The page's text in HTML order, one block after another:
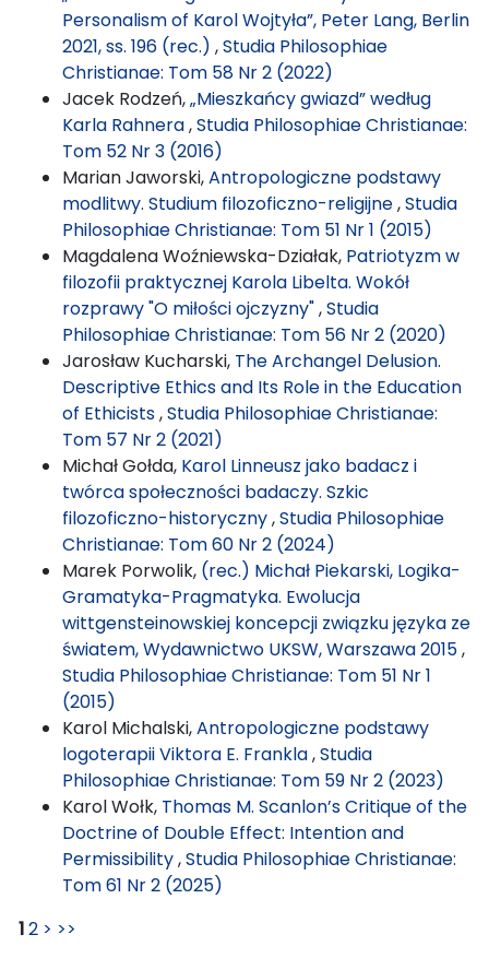
Personalism of Karol Wojtyła”, Peter Lang, Berlin
2021, ss. 196 (rec.) ,Studia Philosophiae
Christianae: Tom 58 Nr 2 (2022)
Jacek Rodzeń,„Mieszkańcy gwiazd” według
Karla Rahnera,Studia Philosophiae Christianae:
Tom 52 Nr 3 (2016)
Marian Jaworski,Antropologiczne podstawy
modlitwy. Studium filozoficzno-religijne,Studia
Philosophiae Christianae: Tom 51 Nr 1 (2015)
Magdalena Woźniewska-Działak, Patriotyzm w
filozofii praktycznej Karola Libelta. Wokół
rozprawy "O miłości ojczyzny",Studia
Philosophiae Christianae: Tom 56 Nr 2 (2020)
Jarosław Kucharski, The Archangel Delusion.
Descriptive Ethics and Its Role in the Education
of Ethicists,Studia Philosophiae Christianae:
Tom 57 Nr 2 (2021)
Michał Gołda, Karol Linneusz jako badacz i
twórca społeczności badaczy. Szkic
filozoficzno-historyczny,Studia Philosophiae
Christianae: Tom 60 Nr 2 (2024)
Marek Porwolik, (rec.) Michał Piekarski, Logika-
Gramatyka-Pragmatyka. Ewolucja
wittgensteinowskiej koncepcji związku języka ze
światem, Wydawnictwo UKSW, Warszawa 2015,
Studia Philosophiae Christianae: Tom 51 Nr 1
(2015)
Karol Michalski,Antropologiczne podstawy
logoterapii Viktora E. Frankla,Studia
Philosophiae Christianae: Tom 59 Nr 2 (2023)
Karol Wołk, Thomas M. Scanlon’s Critique of the
Doctrine of Double Effect: Intention and
Permissibility,Studia Philosophiae Christianae:
Tom 61 Nr 2 (2025)
12 > >>